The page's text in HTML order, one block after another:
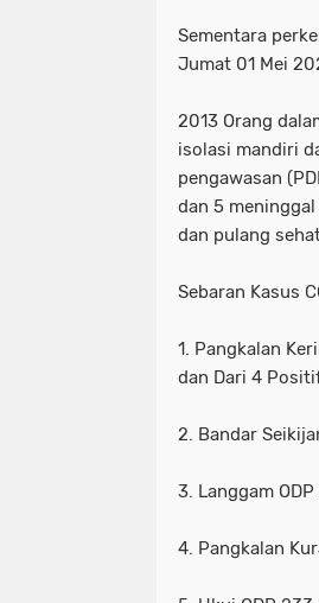
Sementara
Jumat 01 Mei
2013 Orang
isolasi mandiri
pengawasan
dan 5
dan pulang
Sebaran Kasus
1. Pangkalan
dan Dari 4
2. Bandar
3. Langgam ODP
4. Pangkalan